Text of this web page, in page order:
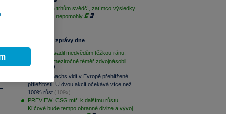
Geopolitika trhům svědčí, zatímco výsledky
sentimentu nepomohly
Nejčtenější zprávy dne
Palantir zasadil medvědům těžkou ránu.
Své tržby meziročně téměř zdvojnásobil
Goldman Sachs vidí v Evropě přehlížené
příležitosti. U dvou akcií očekává více než
100% růst (109x)
PREVIEW: CSG míří k dalšímu růstu.
Klíčové bude tempo obranné divize a vývoj